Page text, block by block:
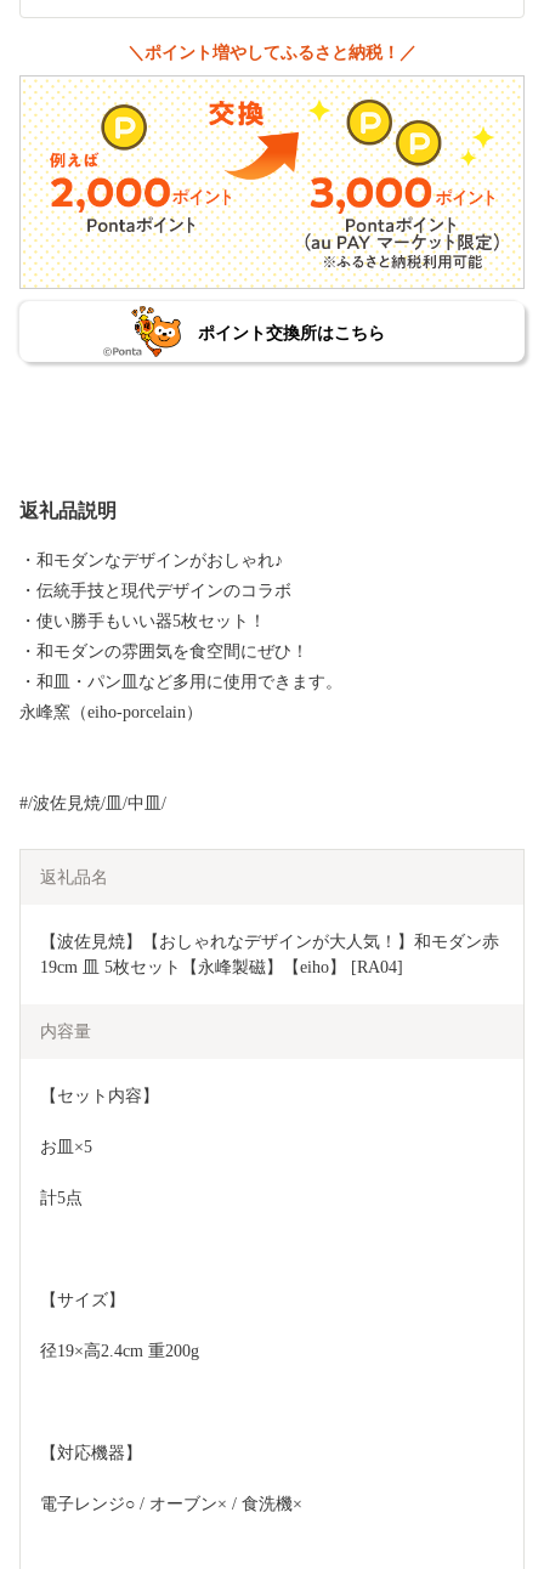
＼ポイント増やしてふるさと納税！／
ポイント交換所はこちら
返礼品説明
・和モダンなデザインがおしゃれ♪
・伝統手技と現代デザインのコラボ
・使い勝手もいい器5枚セット！
・和モダンの雰囲気を食空間にぜひ！
・和皿・パン皿など多用に使用できます。
永峰窯（eiho-porcelain）
#/波佐見焼/皿/中皿/
返礼品名
【波佐見焼】【おしゃれなデザインが大人気！】和モダン赤
19cm 皿 5枚セット【永峰製磁】【eiho】 [RA04]
内容量
【セット内容】
お皿×5
計5点
【サイズ】
径19×高2.4cm 重200g
【対応機器】
電子レンジ○ / オーブン× / 食洗機×